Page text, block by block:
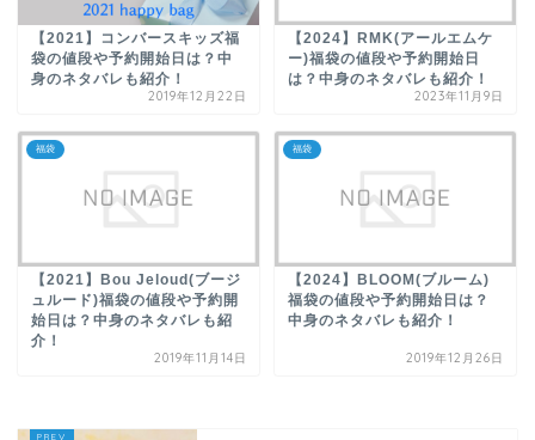
【2021】コンバースキッズ福
袋の値段や予約開始日は？中
身のネタバレも紹介！
2019年12月22日
【2024】RMK(アールエムケ
ー)福袋の値段や予約開始日
は？中身のネタバレも紹介！
2023年11月9日
福袋
【2021】Bou Jeloud(ブージ
ュルード)福袋の値段や予約開
始日は？中身のネタバレも紹
介！
2019年11月14日
福袋
【2024】BLOOM(ブルーム)
福袋の値段や予約開始日は？
中身のネタバレも紹介！
2019年12月26日